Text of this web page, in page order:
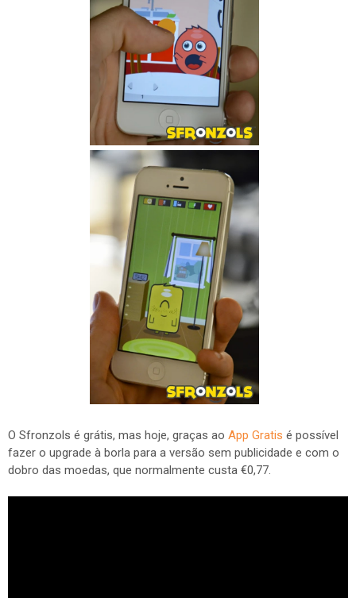
O Sfronzols é grátis, mas hoje, graças ao App Gratis é possível
fazer o upgrade à borla para a versão sem publicidade e com o
dobro das moedas, que normalmente custa €0,77.